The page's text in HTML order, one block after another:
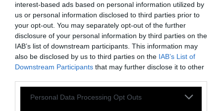
interest-based ads based on personal information utilized by
us or personal information disclosed to third parties prior to
your opt-out. You may separately opt-out of the further
disclosure of your personal information by third parties on the
IAB’s list of downstream participants. This information may
also be disclosed by us to third parties on the IAB’s List of
Downstream Participants that may further disclose it to other
Personal Data Processing Opt Outs
ΖΗΝ
Αριστείο στα 82 έτη